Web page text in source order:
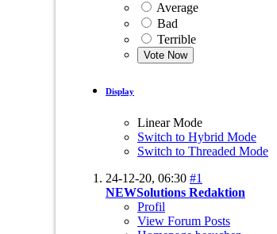
Average
Bad
Terrible
Display
Linear Mode
Switch to Hybrid Mode
Switch to Threaded Mode
24-12-20, 06:30 #1
NEWSolutions Redaktion
Profil
View Forum Posts